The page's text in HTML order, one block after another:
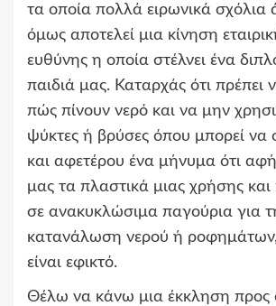
τα οποία πολλά ειρωνικά σχόλια
όμως αποτελεί μια κίνηση
ευθύνης η οποία στέλνει ένα
παιδιά μας. Καταρχάς ότι πρέπει
πώς πίνουν νερό και να μην
ψύκτες ή βρύσες όπου μπορεί να
και αφετέρου ένα μήνυμα ότι
μας τα πλαστικά μιας χρήσης
σε ανακυκλώσιμα παγούρια για
κατανάλωση νερού ή
είναι εφικτό.
Θέλω να κάνω μια έκκληση προς